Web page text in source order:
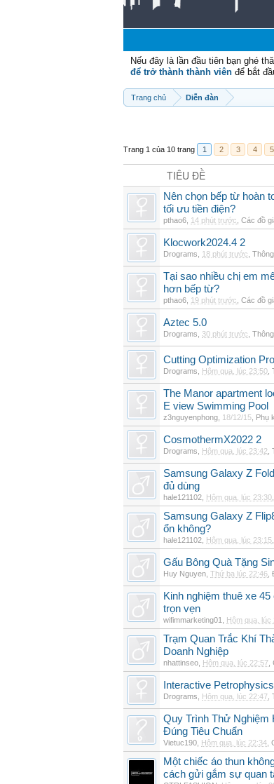
Nếu đây là lần đầu tiên bạn ghé
để trở thành thành viên để bắt
Trang chủ Diễn đàn
Trang 1 của 10 trang 1 2 3 4 5
TIÊU ĐỀ
Nên chọn bếp từ hoàn
tối ưu tiền điện?
pthao6 14 phút trước Các đồ
Klocwork2024.4 2
Drograms 18 phút trước
Tại sao nhiều chị em
hơn bếp từ?
pthao6 19 phút trước Các đồ
Aztec 5.0
Drograms 30 phút trước
Cutting Optimization
Drograms Hôm qua, lúc 23:50
The Manor apartment
E view Swimming Pool
z3nguyenphong 18/12/15 Phụ
CosmothermX2022 2
Drograms Hôm qua, lúc 23:42
Samsung Galaxy Z
đủ dùng
hale121102 Hôm qua, lúc 23:30
Samsung Galaxy Z
ổn không?
hale121102 Hôm qua, lúc 23:15
Gấu Bông Quà Tặng
Huy Nguyen Thứ ba lúc 22:46
Kinh nghiệm thuê xe
trọn vẹn
wifimmarketing01 Hôm qua, lúc
Trạm Quan Trắc Khí
Doanh Nghiệp
nhattinseo Hôm qua, lúc 22:57
Interactive
Drograms Hôm qua, lúc 22:47
Quy Trình Thử Nghiệm
Đúng Tiêu Chuẩn
Vietuc190 Hôm qua, lúc 22:34
Một chiếc áo thun
cách gửi gắm sự quan